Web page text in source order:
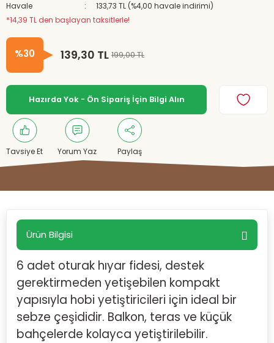
Havale
133,73 TL (%4,00 havale indirimi)
*14,39 TL den başlayan taksitlerle!
%30 139,30 TL 199,00 TL
Hazırda Yok - Ön Sipariş İçin Bilgi Alın
Tavsiye Et Yorum Yaz Paylaş
Ürün Bilgisi
6 adet oturak hıyar fidesi, destek
gerektirmeden yetişebilen kompakt
yapısıyla hobi yetiştiricileri için ideal bir
sebze çeşididir. Balkon, teras ve küçük
bahçelerde kolayca yetiştirilebilir.